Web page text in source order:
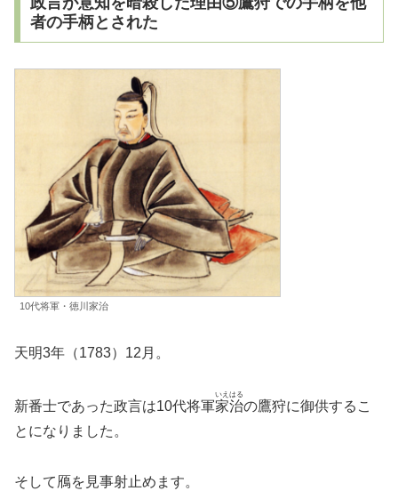
者の手柄とされた
10代将軍・徳川家治
天明3年（1783）12月。
新番士であった政言は10代将軍家治
いえはる
の鷹狩に御供するこ
とになりました。
そして鴈を見事射止めます。